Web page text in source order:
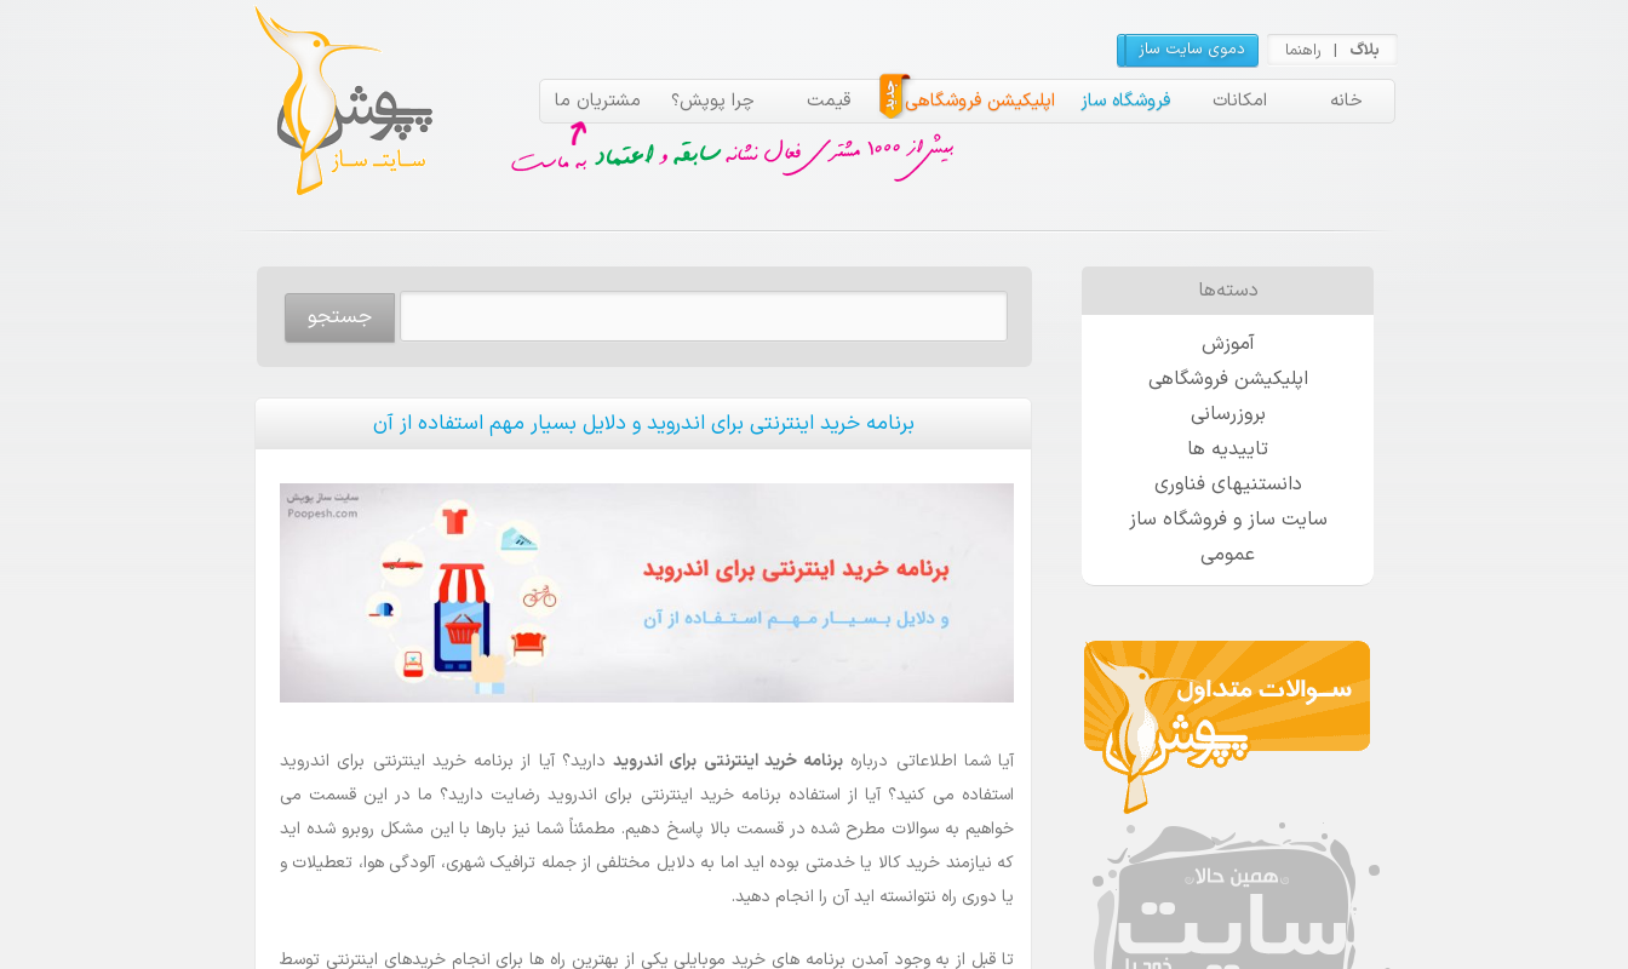
راهنما | بلاگ دموی سایت ساز
خانه امکانات فروشگاه ساز اپلیکیشن فروشگاهی قیمت چرا پوپش؟ مشتریان ما
دسته‌ها
آموزش
اپلیکیشن فروشگاهی
بروزرسانی
تاییدیه ها
دانستنیهای فناوری
سایت ساز و فروشگاه ساز
عمومی
جستجو برای:
برنامه خرید اینترنتی برای اندروید و دلایل بسیار مهم استفاده از آن
آیا شما اطلاعاتی درباره برنامه خرید اینترنتی برای اندروید دارید؟ آیا از برنامه خرید اینترنتی برای اندروید
استفاده می کنید؟ آیا از استفاده برنامه خرید اینترنتی برای اندروید رضایت دارید؟ ما در این قسمت می
خواهیم به سوالات مطرح شده در قسمت بالا پاسخ دهیم. مطمئناً شما نیز بارها با این مشکل روبرو شده اید
که نیازمند خرید کالا یا خدمتی بوده اید اما به دلایل مختلفی از جمله ترافیک شهری، آلودگی هوا، تعطیلات و
یا دوری راه نتوانسته اید آن را انجام دهید.
تا قبل از به وجود آمدن برنامه های خرید موبایلی یکی از بهترین راه ها برای انجام خریدهای اینترنتی توسط